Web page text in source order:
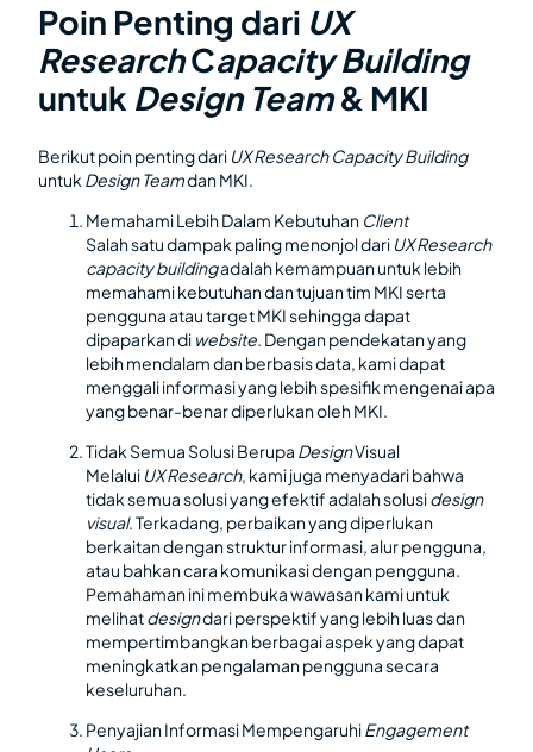
Poin Penting dari UX
ResearchCapacity Building
untuk Design Team& MKI
Berikut poin penting dari UX Research Capacity Building
untuk Design Teamdan MKI.
Memahami Lebih Dalam Kebutuhan Client
Salah satu dampak paling menonjol dari UX Research
capacity buildingadalah kemampuan untuk lebih
memahami kebutuhan dan tujuan tim MKI serta
pengguna atau target MKI sehingga dapat
dipaparkan di website. Dengan pendekatan yang
lebih mendalam dan berbasis data, kami dapat
menggali informasi yang lebih spesifik mengenai apa
yang benar-benar diperlukan oleh MKI.
Tidak Semua Solusi Berupa DesignVisual
Melalui UX Research, kami juga menyadari bahwa
tidak semua solusi yang efektif adalah solusidesign
visual. Terkadang, perbaikan yang diperlukan
berkaitan dengan struktur informasi, alur pengguna,
atau bahkan cara komunikasi dengan pengguna.
Pemahaman ini membuka wawasan kami untuk
melihatdesigndari perspektif yang lebih luas dan
mempertimbangkan berbagai aspek yang dapat
meningkatkan pengalaman pengguna secara
keseluruhan.
Penyajian Informasi MempengaruhiEngagement